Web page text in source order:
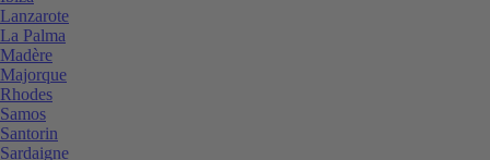
Lanzarote
La Palma
Madère
Majorque
Rhodes
Samos
Santorin
Sardaigne